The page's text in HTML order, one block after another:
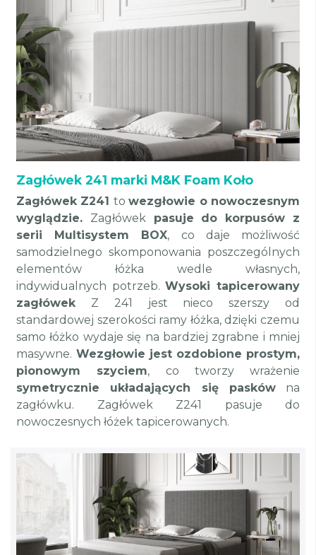
Zagłówek 241 marki M&K Foam Koło
Zagłówek Z241 towezgłowie o nowoczesnym
wyglądzie. Zagłówekpasuje do korpusów z
serii Multisystem BOX, co daje możliwość
samodzielnego skomponowania poszczególnych
elementów łóżka wedle własnych,
indywidualnych potrzeb.Wysoki tapicerowany
zagłówekZ 241 jest nieco szerszy od
standardowej szerokości ramy łóżka, dzięki czemu
samo łóżko wydaje się na bardziej zgrabne i mniej
masywne. Wezgłowie jest ozdobione prostym,
pionowym szyciem, co tworzy wrażenie
symetrycznie układających się paskówna
zagłówku. Zagłówek Z241 pasuje do
nowoczesnych łóżek tapicerowanych.